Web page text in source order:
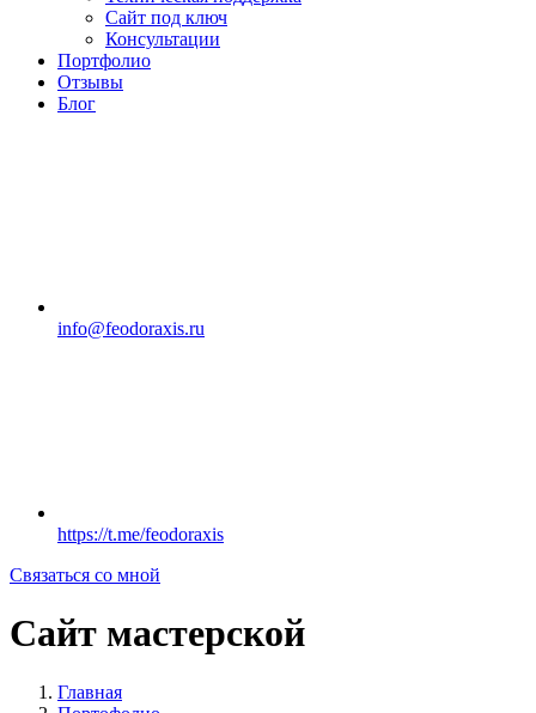
Сайт под ключ
Консультации
Портфолио
Отзывы
Блог
info@feodoraxis.ru
https://t.me/feodoraxis
Связаться со мной
Сайт мастерской
Главная